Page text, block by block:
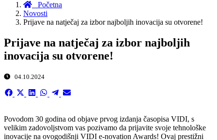
Početna
Novosti
Prijave na natječaj za izbor najboljih inovacija su otvorene!
Prijave na natječaj za izbor najboljih
inovacija su otvorene!
04.10.2024
ShareShare
(Twitter)
ShareShareShareShare
Povodom 30 godina od objave prvog izdanja časopisa VIDI, s
velikim zadovoljstvom vas pozivamo da prijavite svoje tehnološke
inovacije na ovogodišnji VIDI e-novation Awards! Ovaj prestižni